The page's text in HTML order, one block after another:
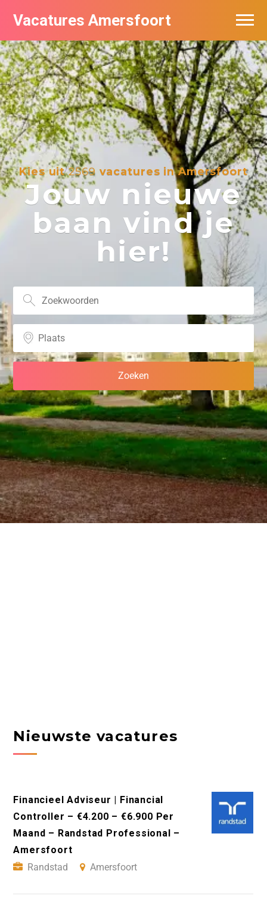
Vacatures Amersfoort
Kies uit2569 vacatures in Amersfoort
Jouw nieuwe
baan vind je
hier!
Nieuwste vacatures
Financieel Adviseur | Financial
Controller – €4.200 – €6.900 Per
Maand – Randstad Professional –
Amersfoort
Randstad
Amersfoort
Vacatures per bedrijf
De populairste vacatures in Amersfoort
Nieuwsbrief feed